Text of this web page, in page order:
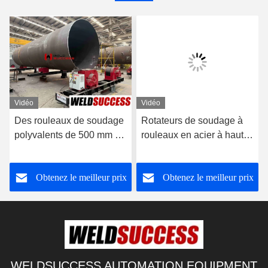
Vidéo
Des rouleaux de soudage
polyvalents de 500 mm à
des réservoirs
Obtenez le meilleur prix
Vidéo
Rotateurs de soudage à
rouleaux en acier à haute
soudage à l'aide de
réservoirs 60T
Obtenez le meilleur prix